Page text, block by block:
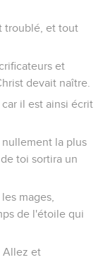
troublé, et tout
et
devait naître.
il est ainsi écrit
la plus
toi sortira un
mages,
de l'étoile qui
Allez et